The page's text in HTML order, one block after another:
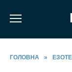
ГОЛОВНА »